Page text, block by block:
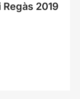
Regàs 2019